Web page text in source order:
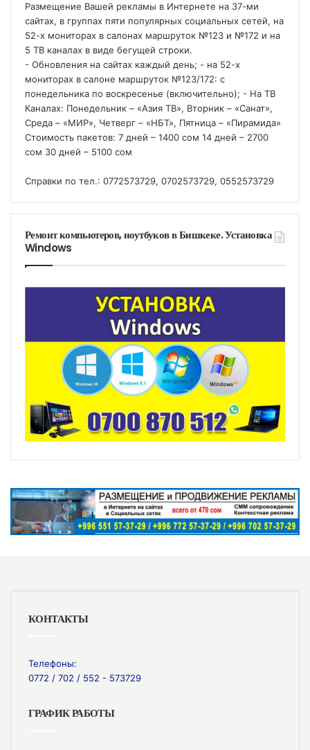
Размещение Вашей рекламы в Интернете на 37-ми
сайтах, в группах пяти популярных социальных сетей, на
52-х мониторах в салонах маршруток №123 и №172 и на
5 ТВ каналах в виде бегущей строки.
- Обновления на сайтах каждый день; - на 52-х
мониторах в салоне маршруток №123/172: с
понедельника по воскресенье (включительно); - На ТВ
Каналах: Понедельник – «Азия ТВ», Вторник – «Санат»,
Среда – «МИР», Четверг – «НБТ», Пятница – «Пирамида»
Стоимость пакетов: 7 дней – 1400 сом 14 дней – 2700
сом 30 дней – 5100 сом
Справки по тел.: 0772573729, 0702573729, 0552573729
Ремонт компьютеров, ноутбуков в Бишкеке. Установка
Windows
КОНТАКТЫ
Телефоны:
0772 / 702 / 552 - 573729
ГРАФИК РАБОТЫ